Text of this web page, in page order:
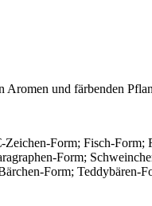
und färbenden
Form; Fisch-
Form;
Form; Teddybären-